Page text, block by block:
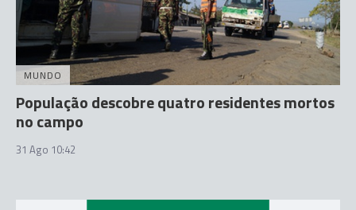
MUNDO
População descobre quatro residentes mortos
no campo
31 Ago 10:42